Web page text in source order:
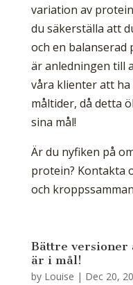
variation av
du säkerställa att
och en balanserad
är anledningen till
våra klienter att
måltider, då detta
sina mål!
Är du nyfiken på
protein? Kontakta
och
Bättre versioner
är i mål!
by Louise | Dec 20,